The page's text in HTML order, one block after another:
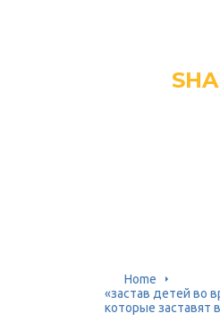
Home
«застав детей во
которые заставят